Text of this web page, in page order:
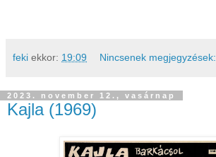
feki ekkor: 19:09 Nincsenek megjegyzések:
2023. november 12., vasárnap
Kajla (1969)